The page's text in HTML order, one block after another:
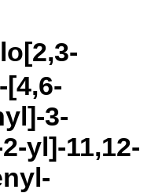
[4,6-
3-
yl]-11,12-